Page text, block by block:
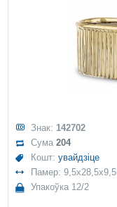
Знак: 142702
Сума204
Кошт:увайдзіце
Памер: 9,5x28,5x9,5
Упакоўка 12/2